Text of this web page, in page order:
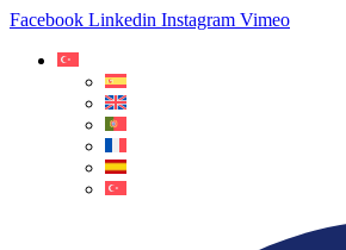
Facebook Linkedin Instagram Vimeo